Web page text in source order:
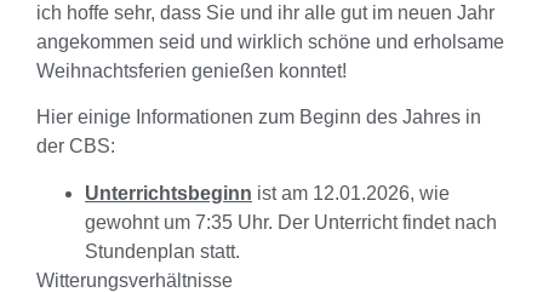
ich hoffe sehr, dass Sie und ihr alle gut im neuen Jahr
angekommen seid und wirklich schöne und erholsame
Weihnachtsferien genießen konntet!
Hier einige Informationen zum Beginn des Jahres in
der CBS:
Unterrichtsbeginn ist am 12.01.2026, wie
gewohnt um 7:35 Uhr. Der Unterricht findet nach
Stundenplan statt.
Witterungsverhältnisse